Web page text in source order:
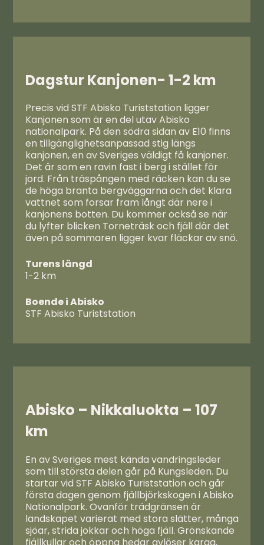
Dagstur Kanjonen- 1-2 km
Precis vid STF Abisko Turiststation ligger
Kanjonen som är en del utav Abisko
nationalpark. På den södra sidan av E10 finns
en tillgänglighetsanpassad stig längs
kanjonen, en av Sveriges väldigt få kanjoner.
Det är som en ravin fast i berg i stället för
jord. Från träspången med räcken kan du se
de höga branta bergväggarna och det klara
vattnet som forsar fram långt där nere i
kanjonens botten. Du kommer också se när
du lyfter blicken Torneträsk och fjäll där det
även på sommaren ligger kvar fläckar av snö.
Turens längd
1-2 km
Boende i Abisko
STF Abisko Turiststation
Abisko – Nikkaluokta – 107
km
En av Sveriges mest kända vandringsleder
som till största delen går på Kungsleden. Du
startar vid STF Abisko Turiststation och går
första dagen genom fjällbjörkskogen i Abisko
Nationalpark. Ovanför trädgränsen är
landskapet varierat med stora slätter, många
sjöar, strida jokkar och höga fjäll. Grönskande
fjällkullar och öppna hedar avlöser karga,